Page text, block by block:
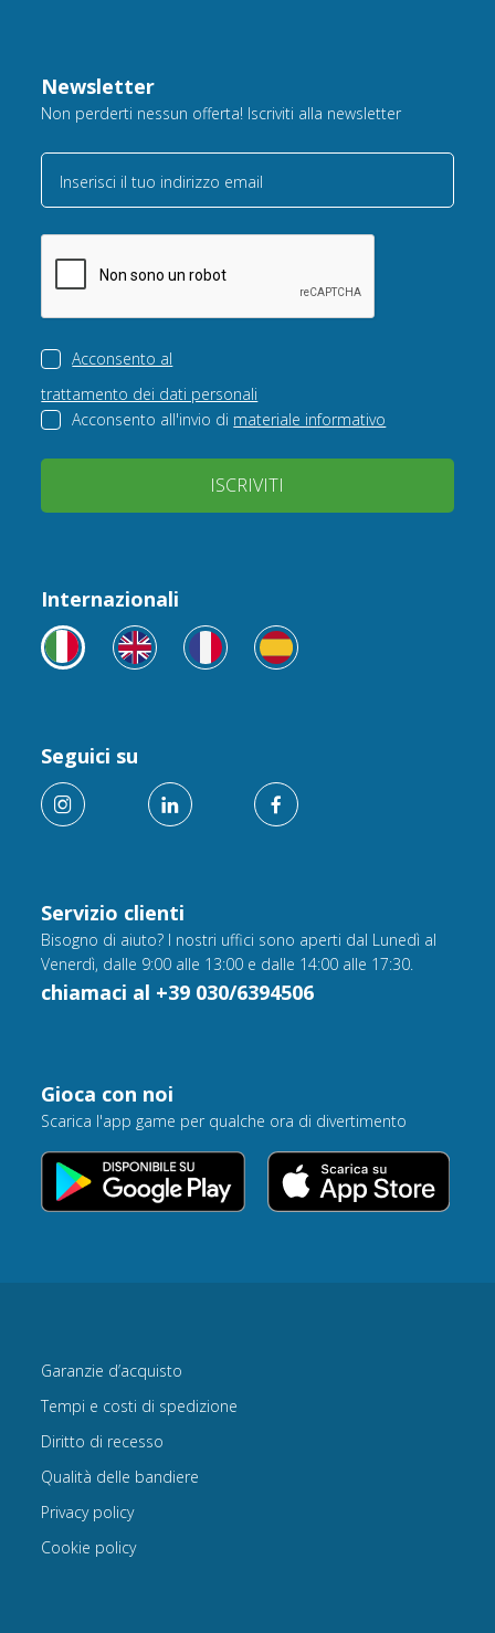
Newsletter
Non perderti nessun offerta! Iscriviti alla newsletter
Inserisci il tuo indirizzo email
Acconsento al
trattamento dei dati personali
Acconsento all'invio di materiale informativo
ISCRIVITI
Servizio clienti
Bisogno di aiuto? I nostri uffici sono aperti dal Lunedì al
Venerdì, dalle 9:00 alle 13:00 e dalle 14:00 alle 17:30.
chiamaci al +39 030/6394506
Internazionali
Seguici su
Gioca con noi
Scarica l'app game per qualche ora di divertimento
Garanzie d’acquisto
Tempi e costi di spedizione
Diritto di recesso
Qualità delle bandiere
Privacy policy
Cookie policy